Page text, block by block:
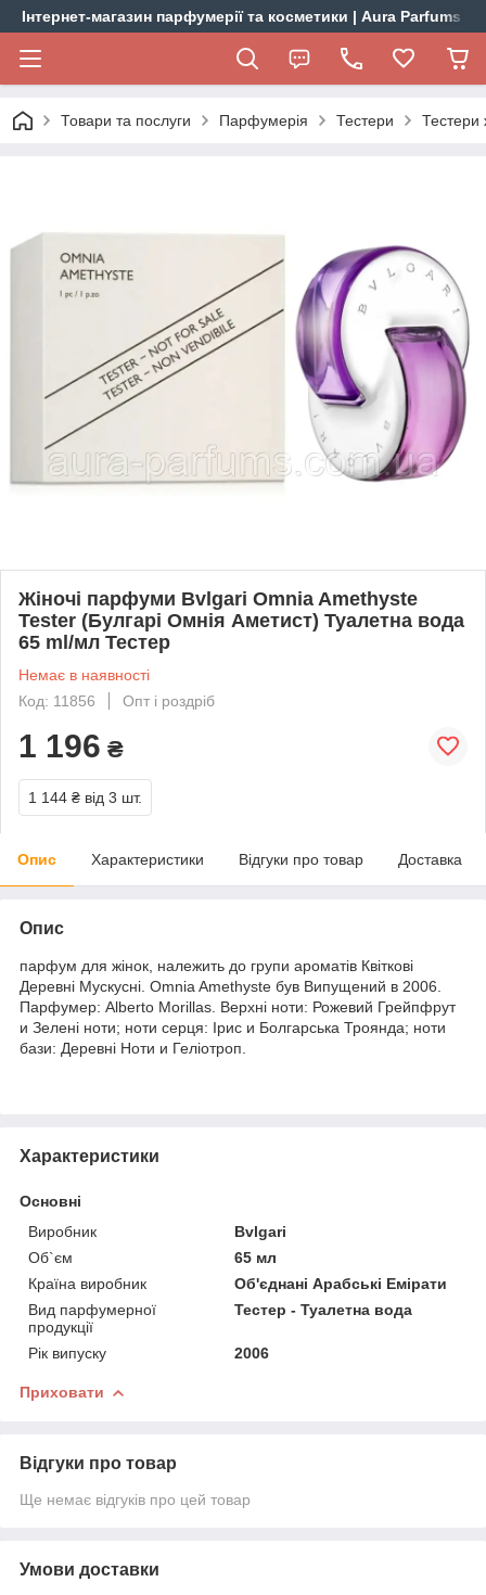
Інтернет-магазин парфумерії та косметики | Aura Parfums
Товари та послуги Парфумерія Тестери Тестери
Жіночі парфуми Bvlgari Omnia Amethyste
Tester (Булгарі Омнія Аметист) Туалетна вода
65 ml/мл Тестер
Немає в наявності
Код: 11856
Опт і роздріб
1 196 ₴
1 144 ₴ від 3 шт.
Опис Характеристики Відгуки про товар Доставка
Опис
парфум для жінок, належить до групи ароматів Квіткові
Деревні Мускусні. Omnia Amethyste був Випущений в 2006.
Парфумер: Alberto Morillas. Верхні ноти: Рожевий Грейпфрут
и Зелені ноти; ноти серця: Ірис и Болгарська Троянда; ноти
бази: Деревні Ноти и Геліотроп.
Характеристики
Основні
Виробник
Bvlgari
Об`єм
65 мл
Країна виробник
Об'єднані Арабські Емірати
Вид парфумерної
продукції
Тестер - Туалетна вода
Рік випуску 2006
Приховати
Відгуки про товар
Ще немає відгуків про цей товар
Умови доставки